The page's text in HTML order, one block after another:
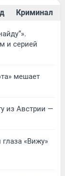
Криминал
и серией
мешает
из Австрии —
глаза «Вижу»